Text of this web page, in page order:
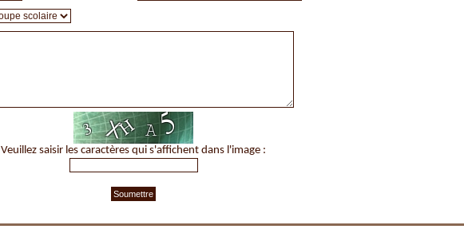
Veuillez saisir les caractères qui s'affichent dans l'image :